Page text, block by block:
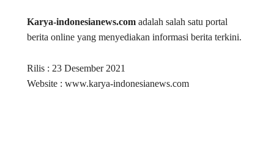
Karya-indonesianews.com adalah salah satu portal
berita online yang menyediakan informasi berita terkini.
Rilis : 23 Desember 2021
Website : www.karya-indonesianews.com